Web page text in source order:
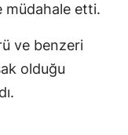
müdahale etti.
ve benzeri
olduğu